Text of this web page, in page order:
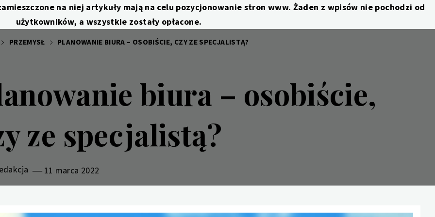
na niej artykuły mają na celu pozycjonowanie stron www. Żaden z wpisów nie pochodzi od
użytkowników, a wszystkie zostały opłacone.
PRZEMYSŁ PLANOWANIE BIURA – OSOBIŚCIE, CZY ZE SPECJALISTĄ?
biura – osobiście,
ze specjalistą?
11 marca 2022